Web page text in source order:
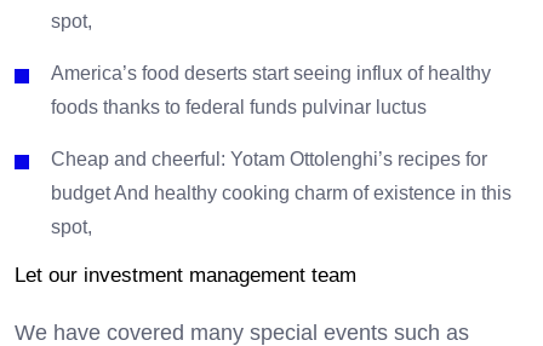
spot,
America’s food deserts start seeing influx of healthy
foods thanks to federal funds pulvinar luctus
Cheap and cheerful: Yotam Ottolenghi’s recipes for
budget And healthy cooking charm of existence in this
spot,
Let our investment management team
We have covered many special events such as